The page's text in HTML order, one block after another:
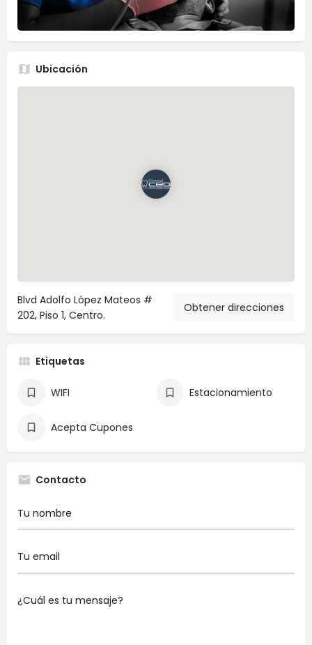
Ubicación
Blvd Adolfo López Mateos #
202, Piso 1, Centro.
Obtener direcciones
Etiquetas
WIFI Estacionamiento
Acepta Cupones
Contacto